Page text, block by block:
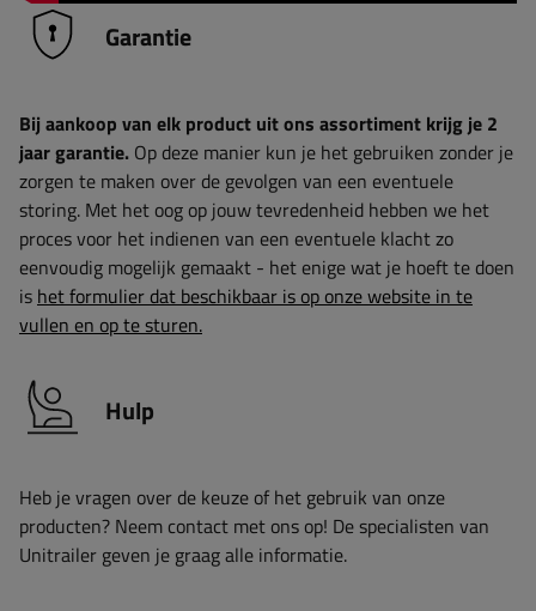
Garantie
Bij aankoop van elk product uit ons assortiment krijg je 2
jaar garantie. Op deze manier kun je het gebruiken zonder je
zorgen te maken over de gevolgen van een eventuele
storing. Met het oog op jouw tevredenheid hebben we het
proces voor het indienen van een eventuele klacht zo
eenvoudig mogelijk gemaakt - het enige wat je hoeft te doen
is het formulier dat beschikbaar is op onze website in te
vullen en op te sturen.
Hulp
Heb je vragen over de keuze of het gebruik van onze
producten? Neem contact met ons op! De specialisten van
Unitrailer geven je graag alle informatie.